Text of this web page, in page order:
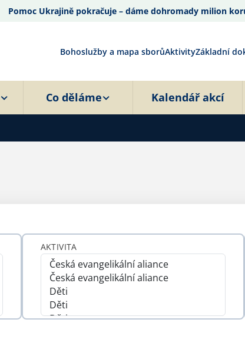
Pomoc Ukrajině pokračuje – dáme dohromady milion
Bohoslužby a mapa sborůAktivityZákladní
Co děláme Kalendář akcí
AKTIVITA